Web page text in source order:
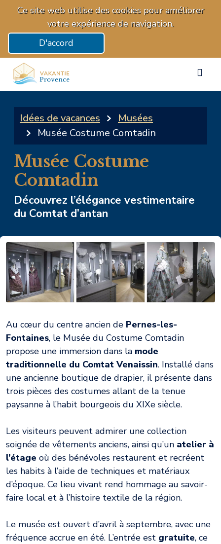
Ce site web utilise des cookies pour améliorer
votre expérience de navigation.
D'accord
Idées de vacances
Musées
Musée Costume Comtadin
Musée Costume
Comtadin
Découvrez l’élégance vestimentaire
du Comtat d’antan
Au cœur du centre ancien de Pernes-les-
Fontaines, le Musée du Costume Comtadin
propose une immersion dans la mode
traditionnelle du Comtat Venaissin. Installé dans
une ancienne boutique de drapier, il présente dans
trois pièces des costumes allant de la tenue
paysanne à l’habit bourgeois du XIXe siècle.
Les visiteurs peuvent admirer une collection
soignée de vêtements anciens, ainsi qu’un atelier à
l’étage où des bénévoles restaurent et recréent
les habits à l’aide de techniques et matériaux
d’époque. Ce lieu vivant rend hommage au savoir-
faire local et à l’histoire textile de la région.
Le musée est ouvert d’avril à septembre, avec une
fréquence accrue en été. L’entrée est gratuite, ce